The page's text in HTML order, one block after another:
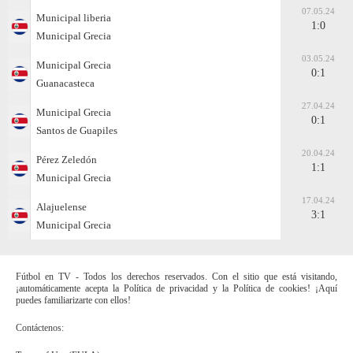
Municipal liberia
Municipal Grecia
07.05.24
1:0
Municipal Grecia
Guanacasteca
03.05.24
0:1
Municipal Grecia
Santos de Guapiles
27.04.24
0:1
Pérez Zeledón
Municipal Grecia
20.04.24
1:1
Alajuelense
Municipal Grecia
17.04.24
3:1
Fútbol en TV - Todos los derechos reservados. Con el sitio que está visitando,
¡automáticamente acepta la Política de privacidad y la Política de cookies! ¡Aquí
puedes familiarizarte con ellos!
Contáctenos: